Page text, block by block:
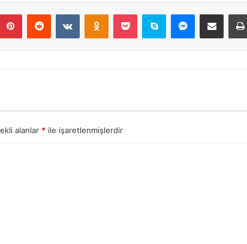
PinterestReddit VKontakteOdnoklassniki
Pocket Skype Messenger
E-Posta ile paylaş
alanlar * ile işaretlenmişlerdir